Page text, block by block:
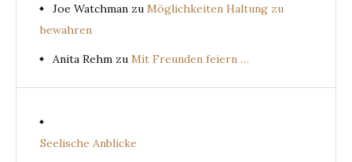
Joe Watchman zu Möglichkeiten Haltung zu
bewahren
Anita Rehm zu Mit Freunden feiern …
Seelische Anblicke